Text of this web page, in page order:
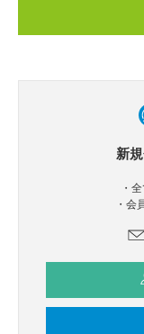
新
・
・会